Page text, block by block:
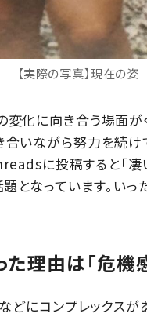
【実際の写真】現在の姿
化に向き合う場面が
合いながら努力を続
に投稿すると「凄い
題となっています。い
理由は「危機
などにコンプレックス